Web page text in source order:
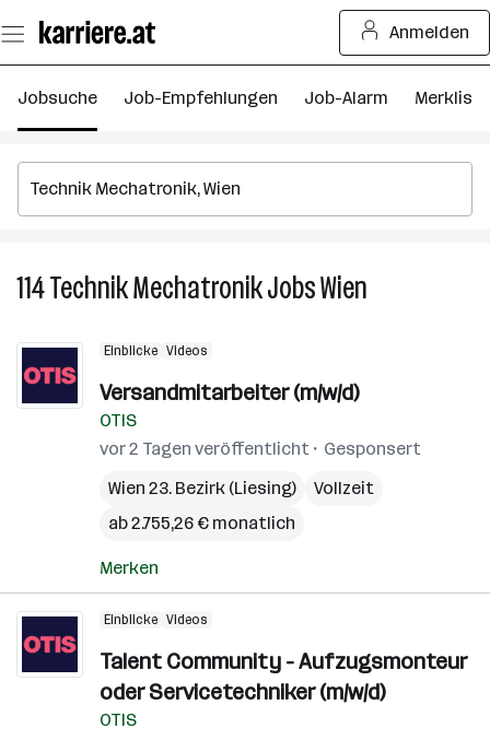
Seiteninhalt
springen
Anmelden
Jobsuche Job-Empfehlungen Job-Alarm Merkliste
114Technik MechatronikJobsWien
Einblicke Videos
Versandmitarbeiter (m/w/d)
OTIS
vor 2 Tagen veröffentlicht
Gesponsert
Wien 23. Bezirk (Liesing)
Vollzeit
ab 2.755,26 € monatlich
Merken
Einblicke Videos
Talent Community - Aufzugsmonteur
oder Servicetechniker (m/w/d)
OTIS